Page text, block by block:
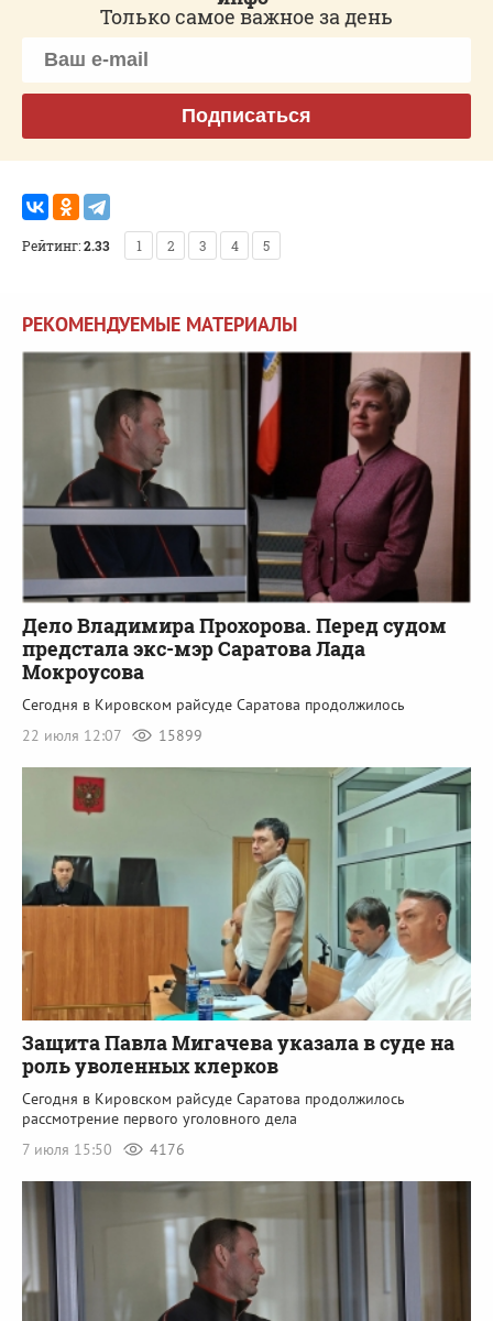
Только самое важное за день
Подписаться
Рейтинг:2.33 1 2 3 4 5
РЕКОМЕНДУЕМЫЕ МАТЕРИАЛЫ
Дело Владимира Прохорова. Перед судом
предстала экс-мэр Саратова Лада
Мокроусова
Сегодня в Кировском райсуде Саратова продолжилось
22 июля 12:07
15899
Защита Павла Мигачева указала в суде на
роль уволенных клерков
Сегодня в Кировском райсуде Саратова продолжилось
рассмотрение первого уголовного дела
7 июля 15:50
4176